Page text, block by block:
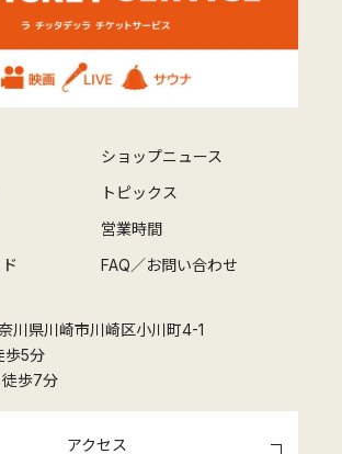
ショップニュース
トピックス
営業時間
FAQ／お問い合わせ
川県川崎市川崎区小川町4-1
歩5分
歩7分
アクセス